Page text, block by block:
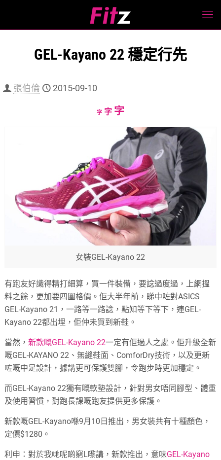
GEL-Kayano 22 穩定行先
張伯倫 2015-09-10
字Decrease
字Reset
size.
字Increase
size.
女裝GEL-Kayano 22
有跑友好識得精打細算，買一件裝備，要諗過度過，上網搵
料之餘，更加要四圍格價。佢大半年前，睇中咗對ASICS
GEL-Kayano 21，一路等一路諗，點知等下等下，連GEL-
Kayano 22都出埋，佢仲未買到新鞋。
當然，新款嘅GEL-Kayano 22一定有佢過人之處。佢升級全新
嘅GEL-KAYANO 22、無縫鞋面、ComforDry技術，以及更新
咗嘅中足設計，據講更可保護雙腳，令跑步時更加穩定。
而GEL-Kayano 22獨有嘅軟墊設計，針對男女唔同腳型、體重
及使用習慣，對跑長課嘅跑友提供更多保護。
新款嘅GEL-Kayano喺9月10日推出，男女裝共有十種顏色，
定價$1280。
利申：對於我哋呢啲窮L嚟講，新款推出，意味GEL-Kayano